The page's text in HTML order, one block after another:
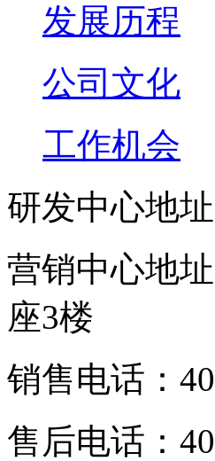
发展历程
公司文化
工作机会
研发中心地
营销中心地
座3楼
销售电话：
售后电话：